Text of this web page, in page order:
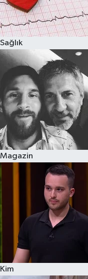
Sağlık
Magazin
Kim
Spor
Çocuk
Eğitim
Hava Durumu
Kadın
Kim kimdir?
Kültür Sanat
Sağlık
Siyaset
Teknoloji